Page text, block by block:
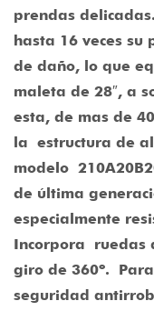
prendas
hasta 16 veces
de daño, lo que
maleta de 28″, a
esta, de mas de
la estructura de
modelo
de última
especialmente
Incorpora ruedas
giro de 360º.
seguridad